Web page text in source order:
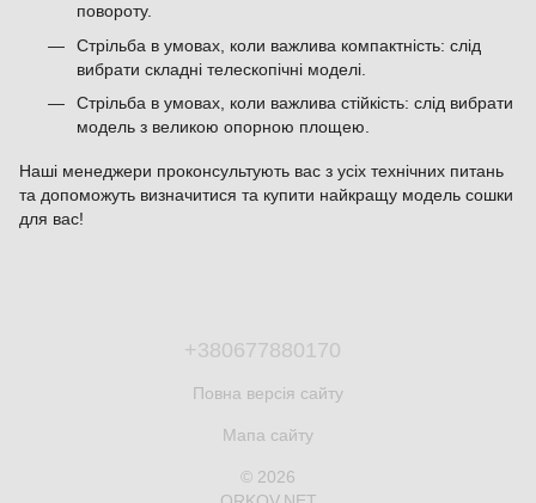
повороту.
Стрільба в умовах, коли важлива компактність: слід
вибрати складні телескопічні моделі.
Стрільба в умовах, коли важлива стійкість: слід вибрати
модель з великою опорною площею.
Наші менеджери проконсультують вас з усіх технічних питань
та допоможуть визначитися та купити найкращу модель сошки
для вас!
+380677880170
Повна версія сайту
Мапа сайту
© 2026